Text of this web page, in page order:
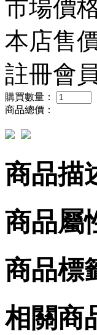
市場價
本店售
註冊會
購買數量：
商品總價：
商品描
商品屬
商品標
相關商